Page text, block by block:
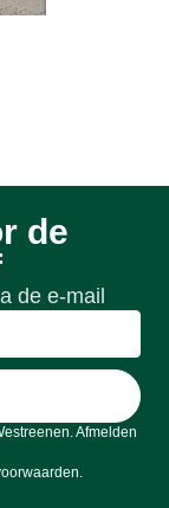
de
de e-mail
Afmelden
.